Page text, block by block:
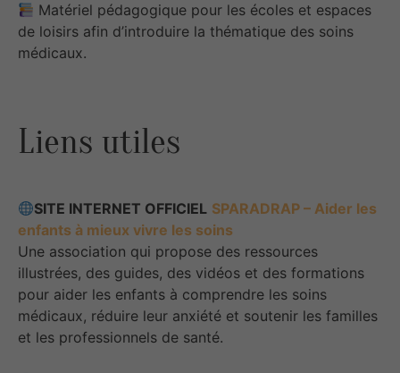
Matériel pédagogique pour les écoles et espaces
de loisirs afin d’introduire la thématique des soins
médicaux.
Liens utiles
SITE INTERNET OFFICIEL SPARADRAP – Aider les
enfants à mieux vivre les soins
Une association qui propose des ressources
illustrées, des guides, des vidéos et des formations
pour aider les enfants à comprendre les soins
médicaux, réduire leur anxiété et soutenir les familles
et les professionnels de santé.